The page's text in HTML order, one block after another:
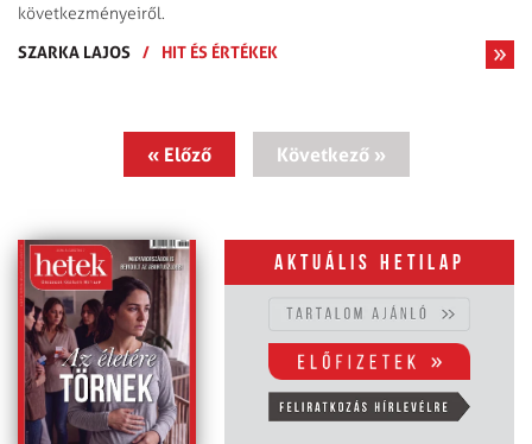
következményeiről.
SZARKA LAJOS / HIT ÉS ÉRTÉKEK
« Előző Következő »
Aktuális hetilap